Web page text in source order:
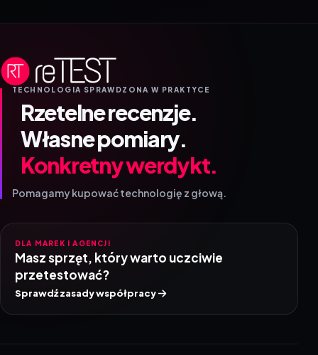
TECHNOLOGIA SPRAWDZONA W PRAKTYCE
Rzetelne recenzje.
Własne pomiary.
Konkretny werdykt.
Pomagamy kupować technologię z głową.
DLA MAREK I AGENCJI
Masz sprzęt, który warto uczciwie
przetestować?
Sprawdź zasady współpracy